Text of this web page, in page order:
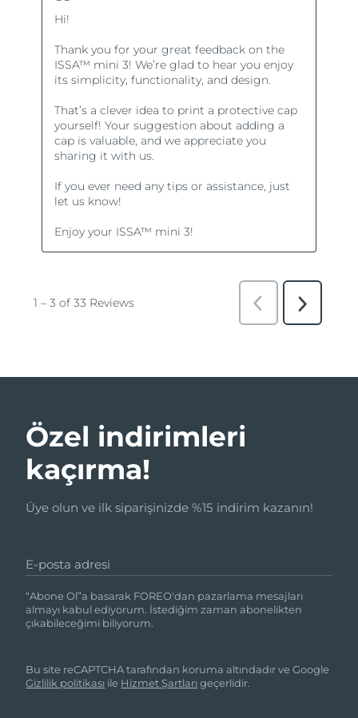
Özel indirimleri
kaçırma!
Üye olun ve ilk siparişinizde %15 indirim kazanın!
E-posta adresi
“Abone Ol”a basarak FOREO'dan pazarlama mesajları
almayı kabul ediyorum. İstediğim zaman abonelikten
çıkabileceğimi biliyorum.
Bu site reCAPTCHA tarafından koruma altındadır ve Google
Gizlilik politikası ile Hizmet Şartlarıgeçerlidir.